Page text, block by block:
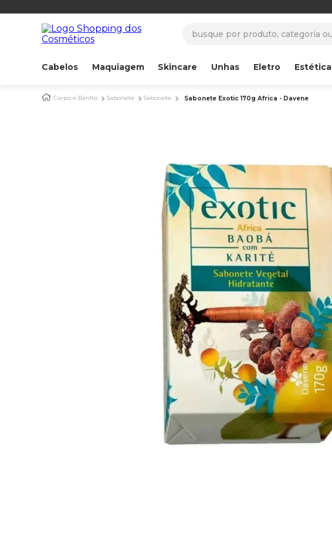
Cabelos Maquiagem Skincare Unhas Eletro Estética
Corpo e Banho Sabonete Sabonete Sabonete Exotic 170g Africa - Davene